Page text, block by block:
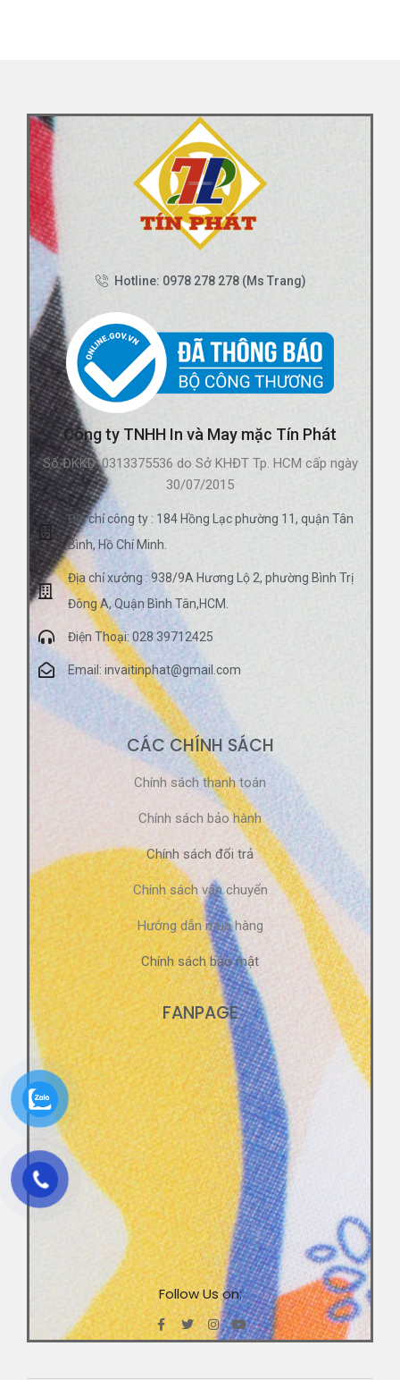
Hotline: 0978 278 278 (Ms Trang)
Công ty TNHH In và May mặc Tín Phát
Số ĐKKD: 0313375536 do Sở KHĐT Tp. HCM cấp ngày
30/07/2015
Địa chỉ công ty : 184 Hồng Lạc phường 11, quận Tân
Bình, Hồ Chí Minh.
Địa chỉ xưởng : 938/9A Hương Lộ 2, phường Bình Trị
Đông A, Quận Bình Tân,HCM.
Điện Thoại: 028 39712425
Email: invaitinphat@gmail.com
CÁC CHÍNH SÁCH
Chính sách thanh toán
Chính sách bảo hành
Chính sách đổi trả
Chính sách vận chuyển
Hướng dẫn mua hàng
Chính sách bảo mật
FANPAGE
Follow Us on: